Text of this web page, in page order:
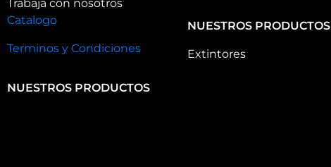
Trabaja con nosotros
Catalogo
Terminos y Condiciones
NUESTROS PRODUCTOS
NUESTROS PRODUCTOS
Extintores